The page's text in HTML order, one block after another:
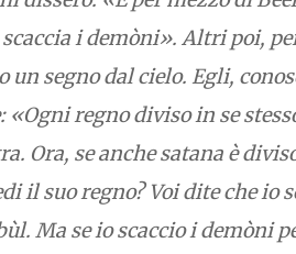
i demòni». Altri poi,
un segno dal cielo. Egli,
regno diviso in se
Ora, se anche satana è
il suo regno? Voi dite che io
Ma se io scaccio i demòni